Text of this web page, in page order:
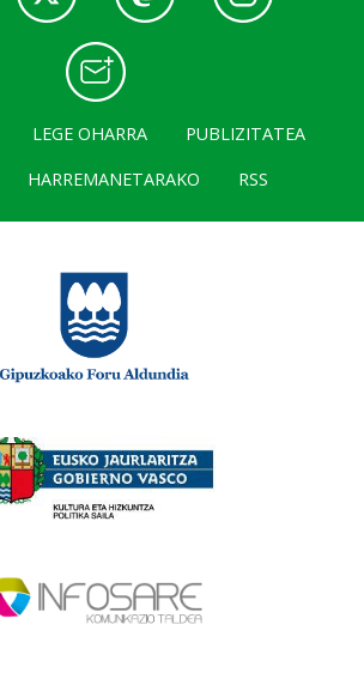
LEGE OHARRA
PUBLIZITATEA
HARREMANETARAKO RSS